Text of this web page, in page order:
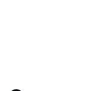
is in de